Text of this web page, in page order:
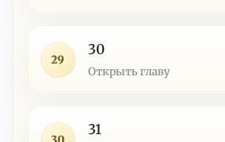
29
30
Открыть главу
31